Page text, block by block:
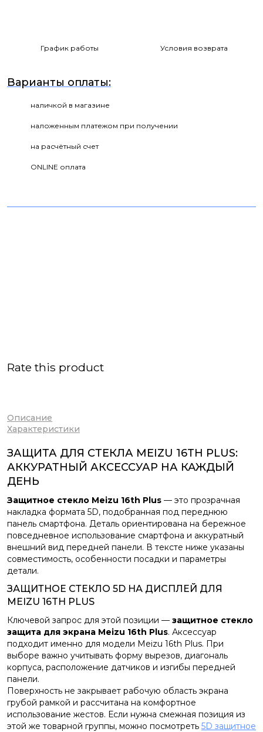
График работы Условия возврата
Варианты оплаты:
наличкой в магазине
наложенным платежом при получении
на расчётный счет
ONLINE оплата
Rate this product
Описание
Характеристики
ЗАЩИТА ДЛЯ СТЕКЛА MEIZU 16TH PLUS:
АККУРАТНЫЙ АКСЕССУАР НА КАЖДЫЙ
ДЕНЬ
Защитное стекло Meizu 16th Plus — это прозрачная
накладка формата 5D, подобранная под переднюю
панель смартфона. Деталь ориентирована на бережное
повседневное использование смартфона и аккуратный
внешний вид передней панели. В тексте ниже указаны
совместимость, особенности посадки и параметры
детали.
ЗАЩИТНОЕ СТЕКЛО 5D НА ДИСПЛЕЙ ДЛЯ
MEIZU 16TH PLUS
Ключевой запрос для этой позиции — защитное стекло
защита для экрана Meizu 16th Plus. Аксессуар
подходит именно для модели Meizu 16th Plus. При
выборе важно учитывать форму вырезов, диагональ
корпуса, расположение датчиков и изгибы передней
панели.
Поверхность не закрывает рабочую область экрана
грубой рамкой и рассчитана на комфортное
использование жестов. Если нужна смежная позиция из
этой же товарной группы, можно посмотреть 5D защитное